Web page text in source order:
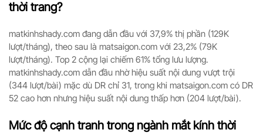
thời trang?
matkinhshady.com đang dẫn đầu với 37,9% thị phần (129K
lượt/tháng), theo sau là matsaigon.com với 23,2% (79K
lượt/tháng). Top 2 cộng lại chiếm 61% tổng lưu lượng.
matkinhshady.com dẫn đầu nhờ hiệu suất nội dung vượt trội
(344 lượt/bài) mặc dù DR chỉ 31, trong khi matsaigon.com có DR
52 cao hơn nhưng hiệu suất nội dung thấp hơn (204 lượt/bài).
Mức độ cạnh tranh trong ngành mắt kính thời